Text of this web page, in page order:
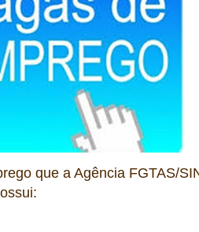
que a Agência FGTAS/